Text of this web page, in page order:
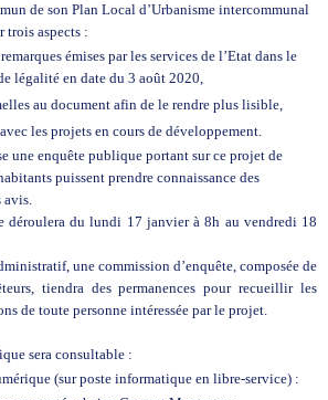
de son Plan Local d’Urbanisme intercommunal
trois aspects :
émises par les services de l’Etat dans le
légalité en date du 3 août 2020,
au document afin de le rendre plus lisible,
les projets en cours de développement.
une enquête publique portant sur ce projet de
puissent prendre connaissance des
avis.
déroulera du lundi 17 janvier à 8h au vendredi 18
une commission d’enquête, composée de
tiendra des permanences pour recueillir les
de toute personne intéressée par le projet.
sera consultable :
(sur poste informatique en libre-service) :